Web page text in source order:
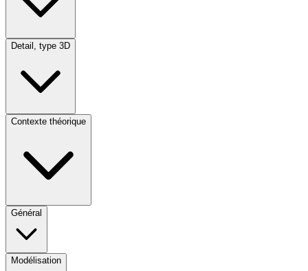
Detail, type 3D
Contexte théorique
Général
Modélisation